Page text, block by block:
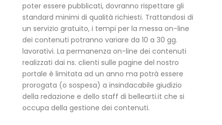
poter essere pubblicati, dovranno rispettare gli
standard minimi di qualità richiesti. Trattandosi di
un servizio gratuito, i tempi per la messa on-line
dei contenuti potranno variare da 10 a 30 gg.
lavorativi. La permanenza on-line dei contenuti
realizzati dai ns. clienti sulle pagine del nostro
portale è limitata ad un anno ma potrà essere
prorogata (o sospesa) a insindacabile giudizio
della redazione e dello staff di bellearti.it che si
occupa della gestione dei contenuti.